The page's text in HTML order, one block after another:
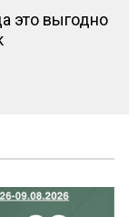
это выгодно